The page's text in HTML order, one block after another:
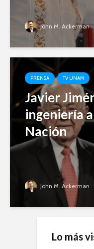
John M. Ackerman
PRENSA TV UNAM
Javier
ingeniería
Nación
John M. Ackerman
Lo más